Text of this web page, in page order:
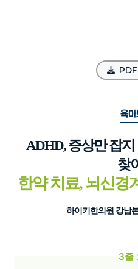
PDF
육
ADHD, 증상만 잡
찾
한약 치료, 뇌신경
하이키한의원 강남
3줄